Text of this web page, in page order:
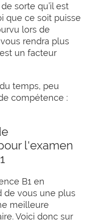
sorte qu’il est
que ce soit puisse
lors de
rendra plus
un facteur
temps, peu
compétence :
l'examen
B1 en
de vous une plus
meilleure
Voici donc sur